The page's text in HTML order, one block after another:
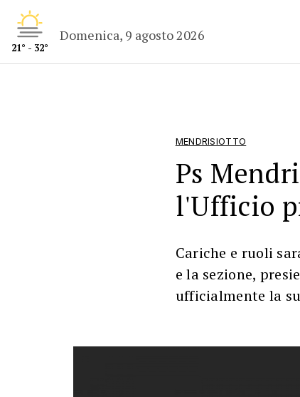
21° - 32°
Domenica, 9 agosto 2026
MENDRISIOTTO
Ps
l'Ufficio
Cariche e ruoli
e la sezione,
ufficialmente la